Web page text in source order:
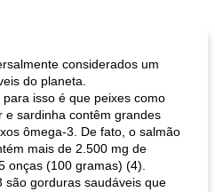
considerados um
​​do planeta.
isso é que peixes como
e sardinha contêm grandes
ômega-3. De fato, o salmão
mais de 2.500 mg de
onças (100 gramas) (4).
são gorduras saudáveis ​​que